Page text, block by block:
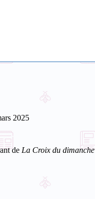
2025
de La Croix du dimanche